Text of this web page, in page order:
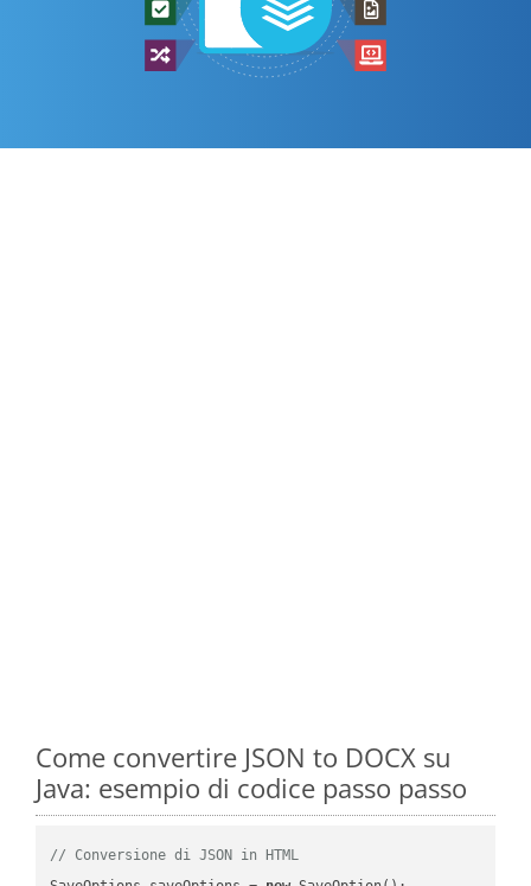
Come convertire JSON to DOCX su
Java: esempio di codice passo passo
// Conversione di JSON in HTML